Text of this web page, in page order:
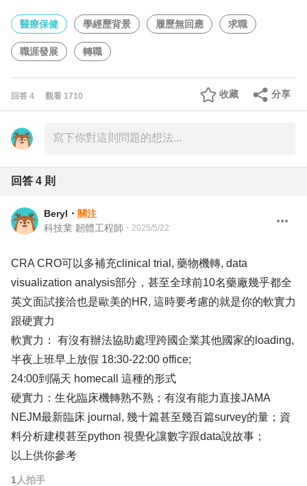
醫療保健 學經歷背景 履歷無回應 求職
職涯發展 轉職
回答 4 觀看 1710 分享
收藏
回答 4 則
Beryl ・ 關注
科技業 韌體工程師 ・ 2025/5/22
CRA CRO可以多補充clinical trial, 藥物機轉, data
visualization analysis部分，甚至全球前10名藥廠幾乎都全
英文面試接洽也是歐美的HR, 這時要考慮的就是你的軟實力
跟硬實力
軟實力： 有沒有辦法協助處理跨國企業其他國家的loading,
半夜上班早上放假 18:30-22:00 office;
24:00到隔天 homecall 這種的形式
硬實力：生化臨床機轉熟不熟；有沒有能力直接JAMA
NEJM最新臨床 journal, 幾十篇甚至幾百篇survey的量；資
料分析建模甚至python 視覺化讓數字跟data說故事；
以上供你參考
1 人拍手